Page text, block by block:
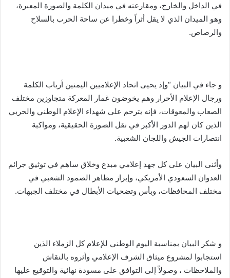
في الداخل والخارج، ومقارعته في ميدان الكلمة والصورة المعبرة،
وهو الميدان الذي لا يقل أثراً وخطرا عن ساحة الحرب بالسلاح
والرصاص.
و جاء في البيان “وإذ يحيى اتحاد الإعلاميين اليمنين أرباب الكلمة
ورجال الإعلام الأحرار وهم يخوضون غمار المعركة متجاوزين مختلف
الصعاب والمعوقات، فإنه يترحم على شهداء الإعلام الوطني والحربي
الذين كان لهم الدور الأكبر في نقل الصورة الحقيقية، ومواكبة
انتصارات الجيش واللجان الشعبية.
وأثنى البيان على كل جهد إعلامي مبدع وخلاق ساهم في توثيق جرائم
العدوان السعودي الأمريكي، وإبراز مظاهر الصمود الشعبي في
مختلف المحافظات، وبأس وتضحيات الأبطال في مختلف الجبهات.
و شكر البيان بمناسبة اليوم الوطني للإعلام كل الزملاء الذين
استجابوا لمشروع ميثاق الشرف الإعلامي وأثروه بالنقاش
والملاحظات ، وصولاً إلى التوافق على مسودة نهائية والتوقيع عليها